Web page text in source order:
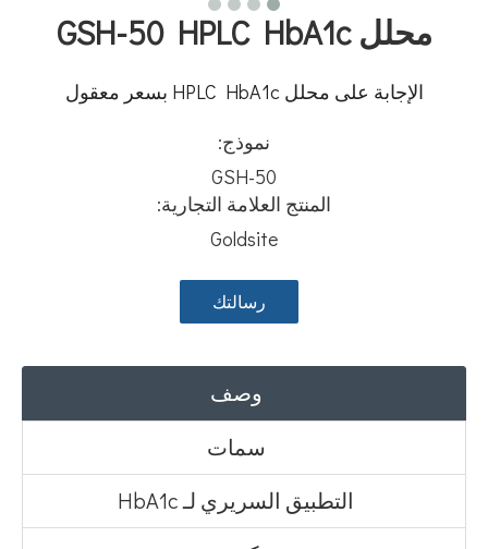
محلل GSH-50 HPLC HbA1c
الإجابة على محلل HPLC HbA1c بسعر معقول
نموذج:
GSH-50
المنتج العلامة التجارية:
Goldsite
رسالتك
وصف
سمات
التطبيق السريري لـ HbA1c